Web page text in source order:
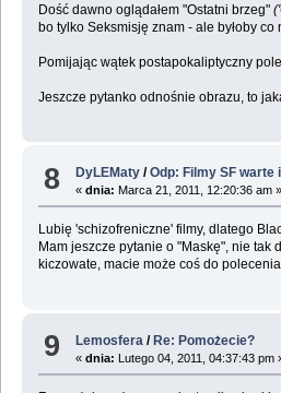
Dość dawno oglądałem "Ostatni brzeg"
bo tylko Seksmisję znam - ale byłoby
Pomijając wątek postapokaliptyczny
Jeszcze pytanko odnośnie obrazu, to
8 DyLEMaty /Odp: Filmy SF warte
«dnia: Marca 21, 2011, 12:20:36 am »
Lubię 'schizofreniczne' filmy, dlatego
Mam jeszcze pytanie o "Maskę", nie tak
kiczowate, macie może coś do
9 Lemosfera / Re: Pomożecie?
«dnia: Lutego 04, 2011, 04:37:43 pm